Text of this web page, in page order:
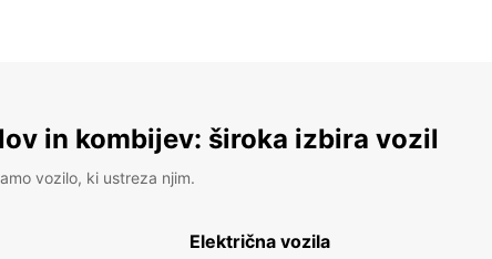
in kombijev: široka izbira vozil
vozilo, ki ustreza njim.
Električna vozila